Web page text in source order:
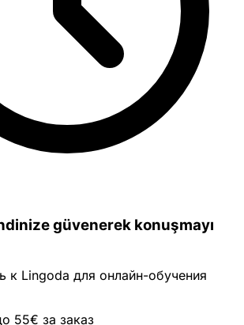
güvenerek konuşmayı
к Lingoda для онлайн-обучения
55€ за заказ